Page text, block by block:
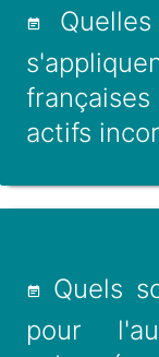
actifs
Quels
pour